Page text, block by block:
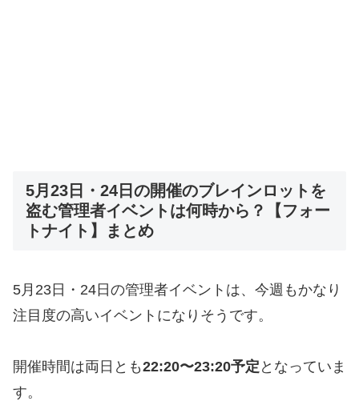
5月23日・24日の開催のブレインロットを
盗む管理者イベントは何時から？【フォー
トナイト】まとめ
5月23日・24日の管理者イベントは、今週もかなり
注目度の高いイベントになりそうです。
開催時間は両日とも22:20〜23:20予定 となっていま
す。